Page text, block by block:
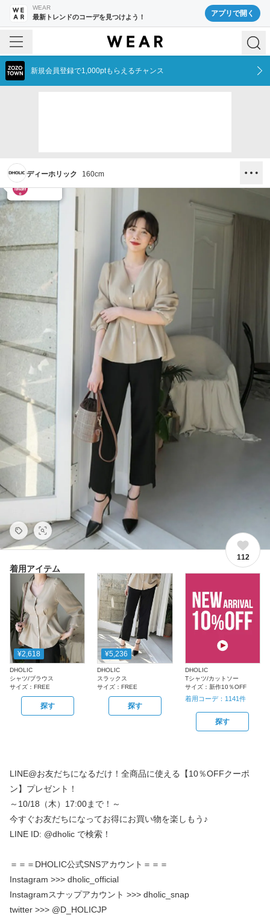
WEAR
最新トレンドのコーデを見つけよう！ アプリで開く
新規会員登録で1,000ptもらえるチャンス
ディーホリック 160cm
112
着用アイテム
¥2,618
DHOLIC
シャツ/ブラウス
サイズ： FREE
探す
¥5,236
DHOLIC
スラックス
サイズ：FREE
探す
DHOLIC
Tシャツ/カットソー
サイズ： 新作10％OFF
着用コーデ： 1141件
探す
LINE@お友だちになるだけ！全商品に使える【10％OFFクーポ
ン】プレゼント！
～10/18（木）17:00まで！～
今すぐお友だちになってお得にお買い物を楽しもう♪
LINE ID: @dholic で検索！
＝＝＝DHOLIC公式SNSアカウント＝＝＝
Instagram >>> dholic_official
Instagramスナップアカウント >>> dholic_snap
twitter >>> @D_HOLICJP